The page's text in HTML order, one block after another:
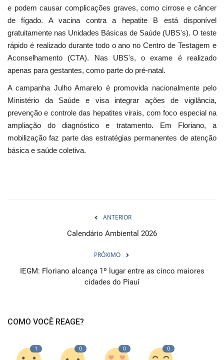
e podem causar complicações graves, como cirrose e câncer
de fígado. A vacina contra a hepatite B está disponível
gratuitamente nas Unidades Básicas de Saúde (UBS's). O teste
rápido é realizado durante todo o ano no Centro de Testagem e
Aconselhamento (CTA). Nas UBS's, o exame é realizado
apenas para gestantes, como parte do pré-natal.
A campanha Julho Amarelo é promovida nacionalmente pelo
Ministério da Saúde e visa integrar ações de vigilância,
prevenção e controle das hepatites virais, com foco especial na
ampliação do diagnóstico e tratamento. Em Floriano, a
mobilização faz parte das estratégias permanentes de atenção
básica e saúde coletiva.
ANTERIOR
Calendário Ambiental 2026
PRÓXIMO
IEGM: Floriano alcança 1º lugar entre as cinco maiores
cidades do Piauí
COMO VOCÊ REAGE?
1 0 0 0